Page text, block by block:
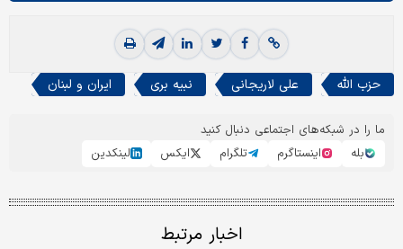
حزب الله علی لاریجانی نبیه بری ایران و لبنان
ما را در شبکه‌های اجتماعی دنبال کنید
بله
اینستاگرم تلگرام ایکس لینکدین
اخبار مرتبط